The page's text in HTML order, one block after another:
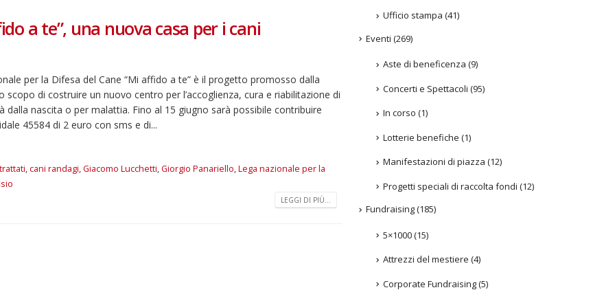
a te”, una nuova casa per i cani
per la Difesa del Cane “Mi affido a te” è il progetto promosso dalla
di costruire un nuovo centro per l’accoglienza, cura e riabilitazione di
dalla nascita o per malattia. Fino al 15 giugno sarà possibile contribuire
45584 di 2 euro con sms e di...
,cani randagi,Giacomo Lucchetti,Giorgio Panariello,Lega nazionale per la
LEGGI DI PIÙ...
Ufficio stampa (41)
Eventi (269)
Aste di beneficenza (9)
Concerti e Spettacoli (95)
In corso (1)
Lotterie benefiche (1)
Manifestazioni di piazza (12)
Progetti speciali di raccolta fondi (12)
Fundraising(185)
5×1000(15)
Attrezzi del mestiere (4)
Corporate Fundraising(5)